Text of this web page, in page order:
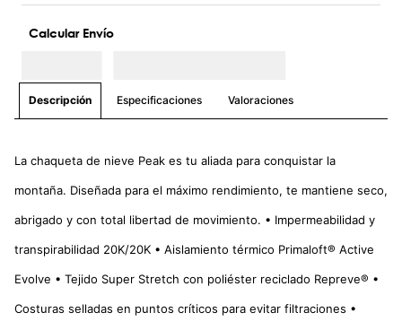
Calcular Envío
Descripción Especificaciones Valoraciones
La chaqueta de nieve Peak es tu aliada para conquistar la
montaña. Diseñada para el máximo rendimiento, te mantiene seco,
abrigado y con total libertad de movimiento. • Impermeabilidad y
transpirabilidad 20K/20K • Aislamiento térmico Primaloft® Active
Evolve • Tejido Super Stretch con poliéster reciclado Repreve® •
Costuras selladas en puntos críticos para evitar filtraciones •